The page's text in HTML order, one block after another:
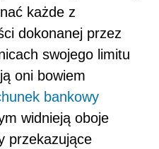
każde z
dokonanej przez
swojego limitu
oni bowiem
bankowy
widnieją oboje
przekazujące